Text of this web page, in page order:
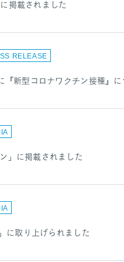
掲載されました
RELEASE
『新型コロナワクチン接種』
」に掲載されました
に取り上げられました